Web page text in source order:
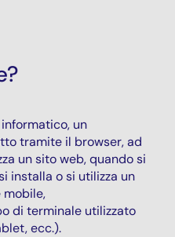
un
tramite il browser, ad
un sito web, quando si
installa o si utilizza un
mobile,
di terminale utilizzato
ecc.).